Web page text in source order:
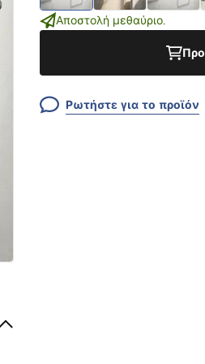
Αποστολή μεθαύριο.
Ρωτήστε για το προϊόν